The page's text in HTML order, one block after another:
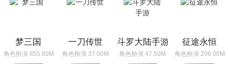
梦三国
角色扮演 855.60M
一刀传世
角色扮演 37.00M
斗罗大陆手游
角色扮演 47.50M
征途永恒
角色扮演 206.00M